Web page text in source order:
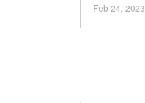
Feb 24, 2023